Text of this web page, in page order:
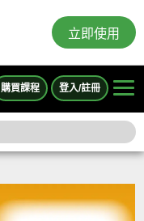
立即使用
購買課程 登入/註冊